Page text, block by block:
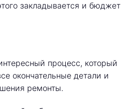
закладывается и бюджет
процесс, который
окончательные детали и
ремонты.